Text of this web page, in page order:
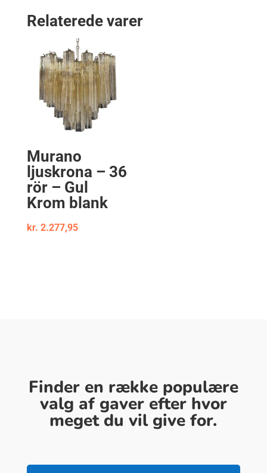
Relaterede varer
Murano
ljuskrona – 36
rör – Gul
Krom blank
kr. 2.277,95
Finder en række populære
valg af gaver efter hvor
meget du vil give for.